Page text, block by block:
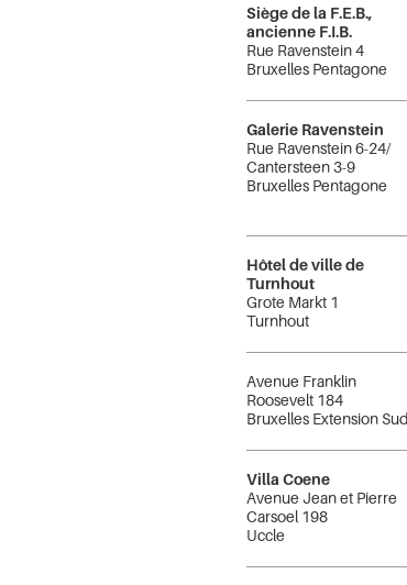
Siège de la F.E.B.,
ancienne F.I.B.
Rue Ravenstein 4
Bruxelles Pentagone
Galerie Ravenstein
Rue Ravenstein 6-24/
Cantersteen 3-9
Bruxelles Pentagone
Hôtel de ville de
Turnhout
Grote Markt 1
Turnhout
Avenue Franklin
Roosevelt 184
Bruxelles Extension Sud
Villa Coene
Avenue Jean et Pierre
Carsoel 198
Uccle